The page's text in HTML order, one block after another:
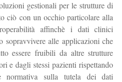
gestionali per le strutture di
ciò con un occhio particolare alla
affinchè i dati clinici
sopravvivere alle applicazioni che
essere fruibili da altre strutture
e dagli stessi pazienti rispettando
normativa sulla tutela dei dati